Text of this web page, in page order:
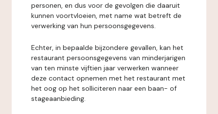
personen, en dus voor de gevolgen die daaruit
kunnen voortvloeien, met name wat betreft de
verwerking van hun persoonsgegevens.
Echter, in bepaalde bijzondere gevallen, kan het
restaurant persoonsgegevens van minderjarigen
van ten minste vijftien jaar verwerken wanneer
deze contact opnemen met het restaurant met
het oog op het solliciteren naar een baan- of
stageaanbieding.